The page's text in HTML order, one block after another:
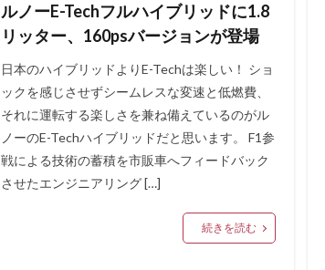
ルノーE-Techフルハイブリッドに1.8
リッター、160psバージョンが登場
日本のハイブリッドよりE-Techは楽しい！ ショ
ックを感じさせずシームレスな変速と低燃費、
それに運転する楽しさを兼ね備えているのがル
ノーのE-Techハイブリッドだと思います。 F1参
戦による技術の蓄積を市販車へフィードバック
させたエンジニアリング […]
続きを読む